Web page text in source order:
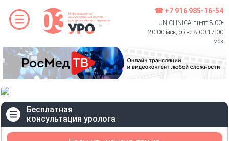
☎ +7 916 985-16-54
UNICLINICA пн-пт 8:00-
20:00 мск, сб-вс 8:00-17:00
мск
Бесплатная
консультация уролога